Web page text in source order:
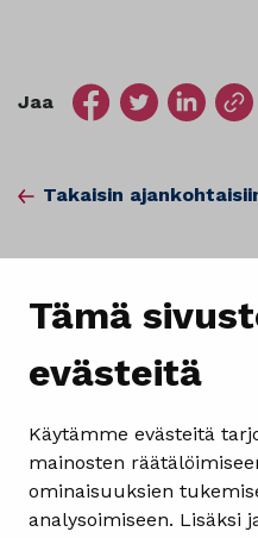
Tämä
evästeitä
Käytämme evästeitä
mainosten
ominaisuuksien
analysoimiseen. Lisäksi
Jaa
Takaisin